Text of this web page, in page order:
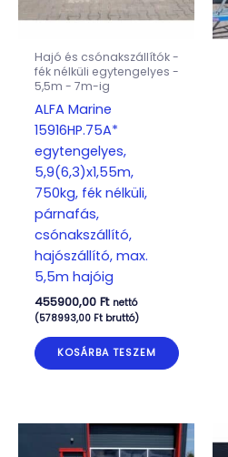
Hajó és csónakszállítók -
fék nélküli egytengelyes -
5,5m - 7m-ig
ALFA Marine
15916HP.75A*
egytengelyes,
5,9(6,3)x1,55m,
750kg, fék nélküli,
párnafás,
csónakszállító,
hajószállító, max.
5,5m hajóig
455900,00 Ft nettó
(578993,00 Ftbruttó)
KOSÁRBA TESZEM